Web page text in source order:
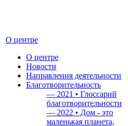
О центре
О центре
Новости
Направления деятельности
Благотворительность
— 2021 • Глоссарий
благотворительности
— 2022 • Дом - это
маленькая планета,